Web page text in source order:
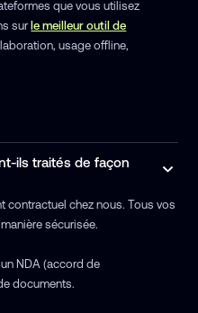
que vous utilisez
surle meilleur outil de
usage offline,
ils traités de façon
contractuel chez nous. Tous vos
sécurisée.
NDA (accord de
documents.